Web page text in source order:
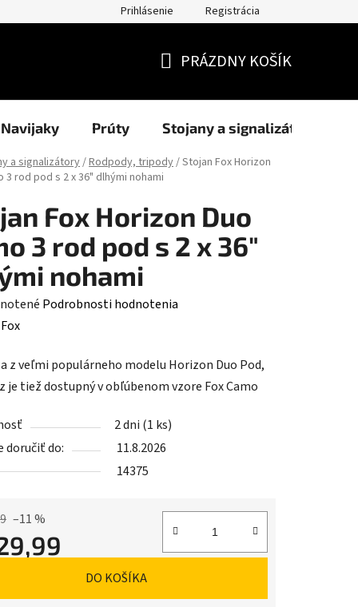
Formuláre NAŠI PARTNERI -
Prihlásenie Registrácia
KOŠÍK
PRÁZDNY KOŠÍK
Navijaky Prúty Stojany a signalizátory
a signalizátory/Rodpody, tripody/Stojan Fox Horizon
3 rod pod s 2 x 36" dlhými nohami
Fox Horizon Duo
3 rod pod s 2 x 36"
nohami
Podrobnosti hodnotenia
Fox
z veľmi populárneho modelu Horizon Duo Pod,
je tiež dostupný v obľúbenom vzore Fox Camo
2 dni (1 ks)
doručiť do:
11.8.2026
14375
–11 %
DO KOŠÍKA